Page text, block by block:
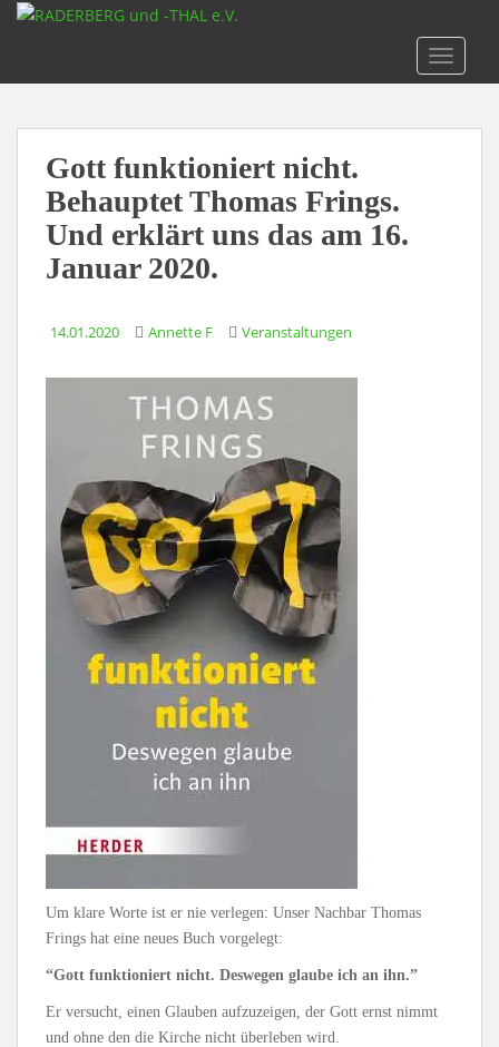
p
Gott funktioniert nicht.
Behauptet Thomas Frings.
Und erklärt uns das am 16.
Januar 2020.
14.01.2020 Annette F Veranstaltungen
Um klare Worte ist er nie verlegen: Unser Nachbar Thomas
Frings hat eine neues Buch vorgelegt:
“Gott funktioniert nicht. Deswegen glaube ich an ihn.”
Er versucht, einen Glauben aufzuzeigen, der Gott ernst nimmt
und ohne den die Kirche nicht überleben wird.